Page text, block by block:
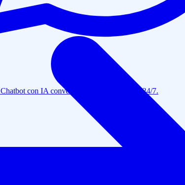
Chatbot con IA conversacional para atención 24/7.